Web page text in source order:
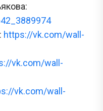
https://vk.com/wall-
vk.com/wall-
vk.com/wall-